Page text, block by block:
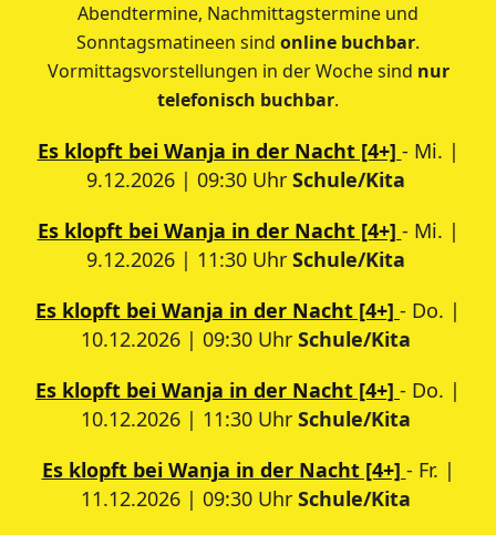
Abendtermine, Nachmittagstermine und
Sonntagsmatineen sind online buchbar.
Vormittagsvorstellungen in der Woche sind nur
telefonisch buchbar.
Es klopft bei Wanja in der Nacht [4+] - Mi. |
9.12.2026 | 09:30 Uhr Schule/Kita
Es klopft bei Wanja in der Nacht [4+] - Mi. |
9.12.2026 | 11:30 Uhr Schule/Kita
Es klopft bei Wanja in der Nacht [4+] - Do. |
10.12.2026 | 09:30 Uhr Schule/Kita
Es klopft bei Wanja in der Nacht [4+] - Do. |
10.12.2026 | 11:30 Uhr Schule/Kita
Es klopft bei Wanja in der Nacht [4+] - Fr. |
11.12.2026 | 09:30 Uhr Schule/Kita